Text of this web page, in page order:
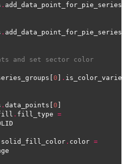
.
.
and set sector color
0 .
. data_points[ 0
. fill_type =
solid_fill_color . color =